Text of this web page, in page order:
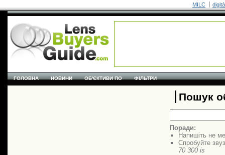
MILC
ГОЛОВНА НОВИНИ ОБ'ЄКТИВИ ПО ФІЛЬТРИ
Пошук
Поради:
Напишіть не
Спробуйте
70 300 is